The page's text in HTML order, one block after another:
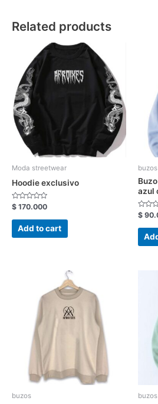
Related products
Moda streetwear
Hoodie exclusivo
Rated
0
out
$ 170.000
Add to cart
buzos
azul
Rated
0
out
$
buzos buzos